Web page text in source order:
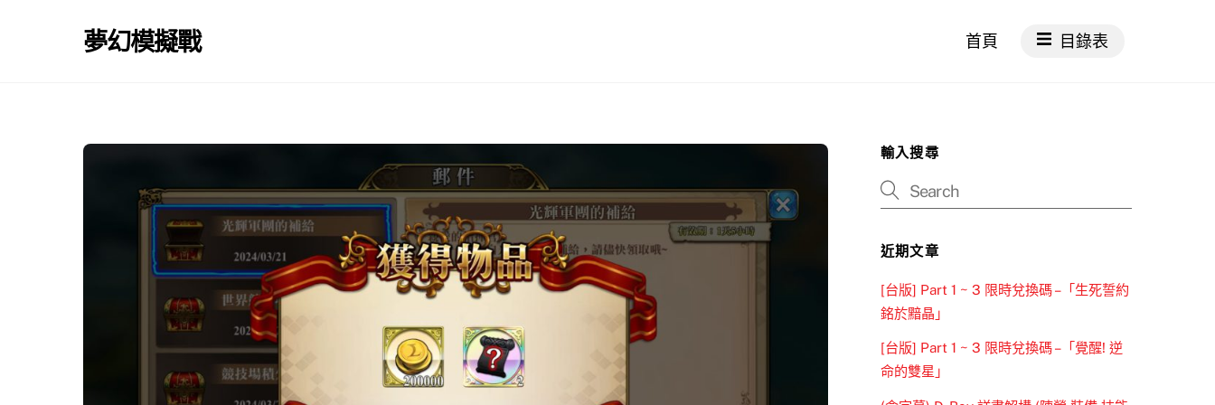
夢幻模擬戰 首頁 目錄表
輸入搜尋
近期文章
[台版] Part 1 ~ 3 限時兌換碼 –「生死誓約
銘於黯晶」
[台版] Part 1 ~ 3 限時兌換碼 –「覺醒! 逆
命的雙星」